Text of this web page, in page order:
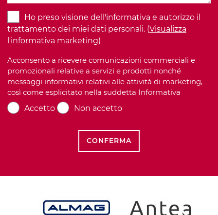
Ho preso visione dell'informativa e autorizzo il
trattamento dei miei dati personali. (Visualizza
l'informativa marketing)
Acconsento a ricevere comunicazioni commerciali e
promozionali relative a servizi e prodotti nonché
messaggi informativi relativi alle attività di marketing,
così come esplicitato nella suddetta Informativa
Accetto
Non accetto
CONFERMA